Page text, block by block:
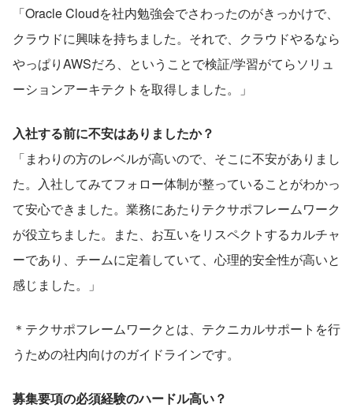
「Oracle Cloudを社内勉強会でさわったのがきっかけで、
クラウドに興味を持ちました。それで、クラウドやるなら
やっぱりAWSだろ、ということで検証/学習がてらソリュ
ーションアーキテクトを取得しました。」
入社する前に不安はありましたか？
「まわりの方のレベルが高いので、そこに不安がありまし
た。入社してみてフォロー体制が整っていることがわかっ
て安心できました。業務にあたりテクサポフレームワーク
が役立ちました。また、お互いをリスペクトするカルチャ
ーであり、チームに定着していて、心理的安全性が高いと
感じました。」
＊テクサポフレームワークとは、テクニカルサポートを行
うための社内向けのガイドラインです。
募集要項の必須経験のハードル高い？